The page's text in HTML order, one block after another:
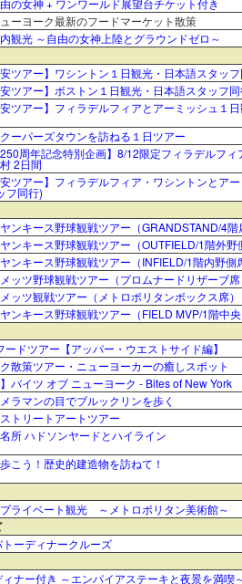
の女神 + ワンワールド展望台チケット付き
ーヨーク最新のフードマーケット散策
観光 ～自由の女神上陸とグラウンドゼロ～
安ツアー】ワシントン１日観光・日本語スタッ
安ツアー】ボストン１日観光・日本語スタッフ
安ツアー】フィラデルフィアとアーミッシュ１
クーパーズタウンを訪ねる１日ツアー
250周年記念特別企画】8/12限定フィラデルフ
2日間
安ツアー】フィラデルフィア・ワシントンとア
フ同行)
ンキース野球観戦ツアー（GRANDSTAND/4階
ンキース野球観戦ツアー（OUTFIELD/1階外野
ンキース野球観戦ツアー（INFIELD/1階内野側
ッツ野球観戦ツアー（プロムナードリザーブ
ッツ観戦ツアー（メトロポリタンボックス席）
ンキース野球観戦ツアー（FIELD MVP/1階中
ードツアー【アッパー・ウエストサイド編】
散策ツアー・ニューヨーカーの癒しスポット
】バイツ オブ ニューヨーク - Bites of New York
ラマンの目でブルックリンを歩く
トリートアートツアー
所 ハドソンヤードとハイライン
こう！歴史的建造物を訪ねて！
ライベート観光 ～メトロポリタン美術館～
ーディナークルーズ
ナー付き ～エンパイアステーキと夜景を満喫